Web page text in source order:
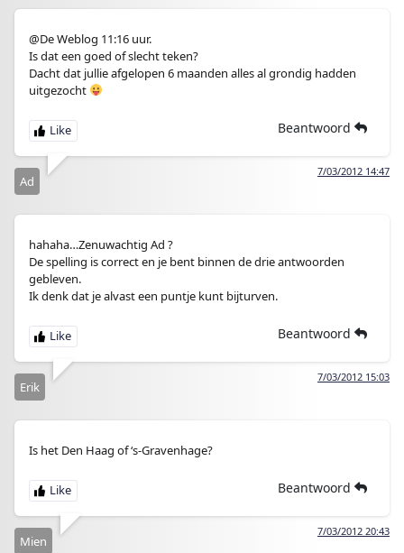
@De Weblog 11:16 uur.
Is dat een goed of slecht teken?
Dacht dat jullie afgelopen 6 maanden alles al grondig hadden
uitgezocht
Beantwoord
7/03/2012 14:47
Ad
hahaha…Zenuwachtig Ad ?
De spelling is correct en je bent binnen de drie antwoorden
gebleven.
Ik denk dat je alvast een puntje kunt bijturven.
Beantwoord
7/03/2012 15:03
Erik
Is het Den Haag of ‘s-Gravenhage?
Beantwoord
7/03/2012 20:43
Mien